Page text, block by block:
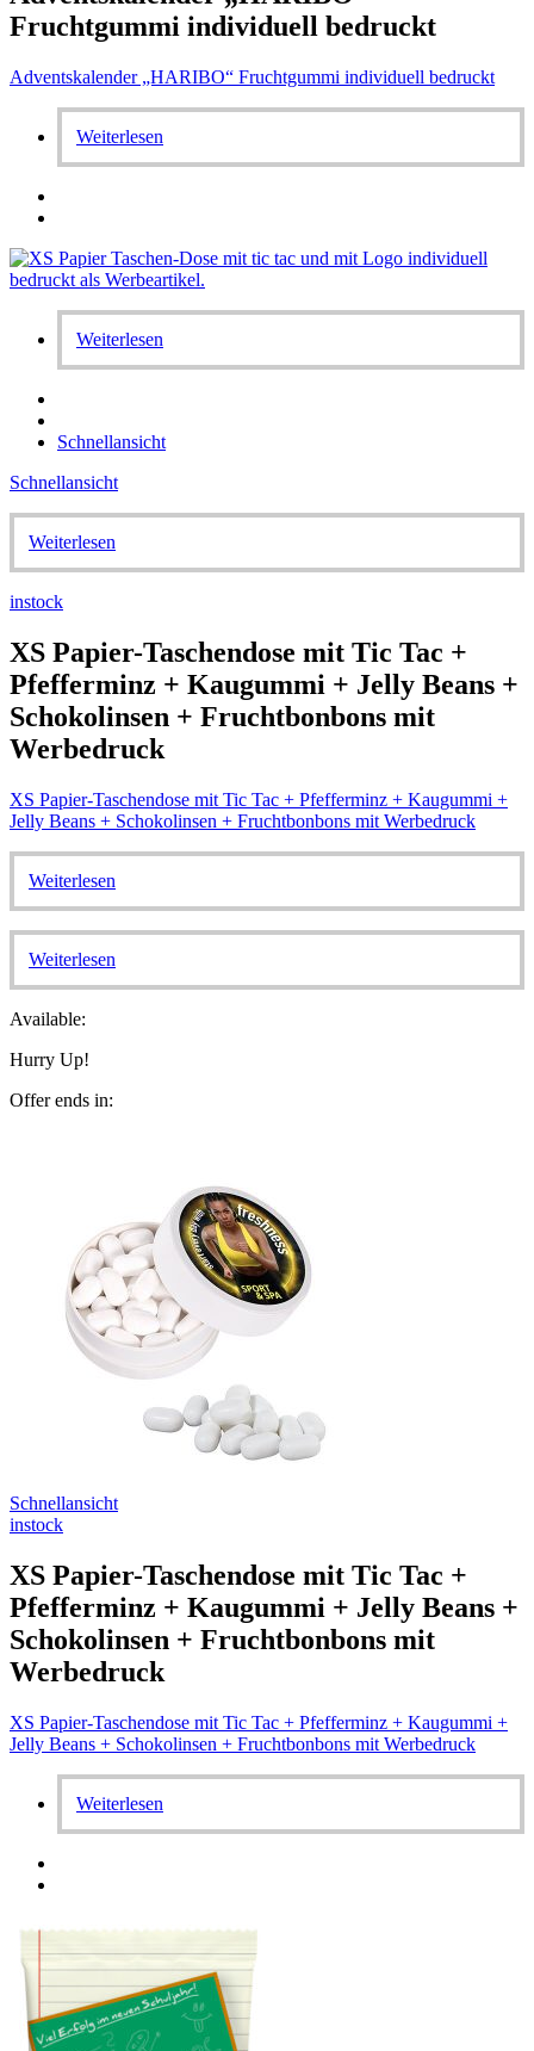
Fruchtgummi individuell bedruckt
Adventskalender „HARIBO“ Fruchtgummi individuell bedruckt
Weiterlesen
Weiterlesen
Schnellansicht
Schnellansicht
Weiterlesen
instock
XS Papier-Taschendose mit Tic Tac +
Pfefferminz + Kaugummi + Jelly Beans +
Schokolinsen + Fruchtbonbons mit
Werbedruck
XS Papier-Taschendose mit Tic Tac + Pfefferminz + Kaugummi +
Jelly Beans + Schokolinsen + Fruchtbonbons mit Werbedruck
Weiterlesen
Weiterlesen
Available:
Hurry Up!
Offer ends in:
Schnellansicht
instock
XS Papier-Taschendose mit Tic Tac +
Pfefferminz + Kaugummi + Jelly Beans +
Schokolinsen + Fruchtbonbons mit
Werbedruck
XS Papier-Taschendose mit Tic Tac + Pfefferminz + Kaugummi +
Jelly Beans + Schokolinsen + Fruchtbonbons mit Werbedruck
Weiterlesen